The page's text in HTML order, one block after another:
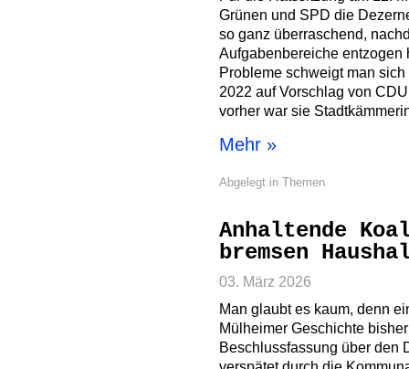
Grünen und SPD die
so ganz überraschend,
Aufgabenbereiche entzogen
Probleme schweigt man
2022 auf Vorschlag von
vorher war sie
Mehr »
Abgelegt in Themen
Anhaltende
bremsen
03. März 2026
Man glaubt es kaum, denn
Mülheimer Geschichte
Beschlussfassung über den